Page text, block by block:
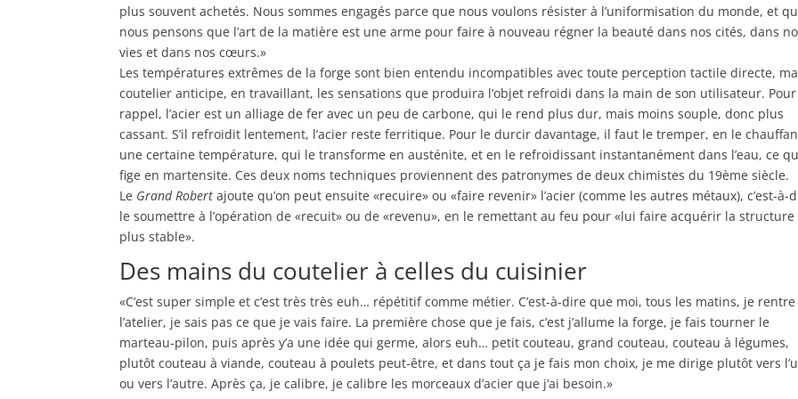
plus souvent achetés. Nous sommes engagés parce que nous voulons résister à l’uniformisation du monde, et
nous pensons que l’art de la matière est une arme pour faire à nouveau régner la beauté dans nos cités, dans
vies et dans nos cœurs.»
Les températures extrêmes de la forge sont bien entendu incompatibles avec toute perception tactile directe,
coutelier anticipe, en travaillant, les sensations que produira l’objet refroidi dans la main de son utilisateur. Pour
rappel, l’acier est un alliage de fer avec un peu de carbone, qui le rend plus dur, mais moins souple, donc plus
cassant. S’il refroidit lentement, l’acier reste ferritique. Pour le durcir davantage, il faut le tremper, en le
une certaine température, qui le transforme en austénite, et en le refroidissant instantanément dans l’eau, ce
fige en martensite. Ces deux noms techniques proviennent des patronymes de deux chimistes du 19ème siècle.
Le Grand Robert ajoute qu’on peut ensuite «recuire» ou «faire revenir» l’acier (comme les autres métaux), c’est-à-
le soumettre à l’opération de «recuit» ou de «revenu», en le remettant au feu pour «lui faire acquérir la structure
plus stable».
Des mains du coutelier à celles du cuisinier
«C’est super simple et c’est très très euh… répétitif comme métier. C’est-à-dire que moi, tous les matins, je
l’atelier, je sais pas ce que je vais faire. La première chose que je fais, c’est j’allume la forge, je fais tourner le
marteau-pilon, puis après y’a une idée qui germe, alors euh… petit couteau, grand couteau, couteau à légumes,
plutôt couteau à viande, couteau à poulets peut-être, et dans tout ça je fais mon choix, je me dirige plutôt vers
ou vers l’autre. Après ça, je calibre, je calibre les morceaux d’acier que j’ai besoin.»